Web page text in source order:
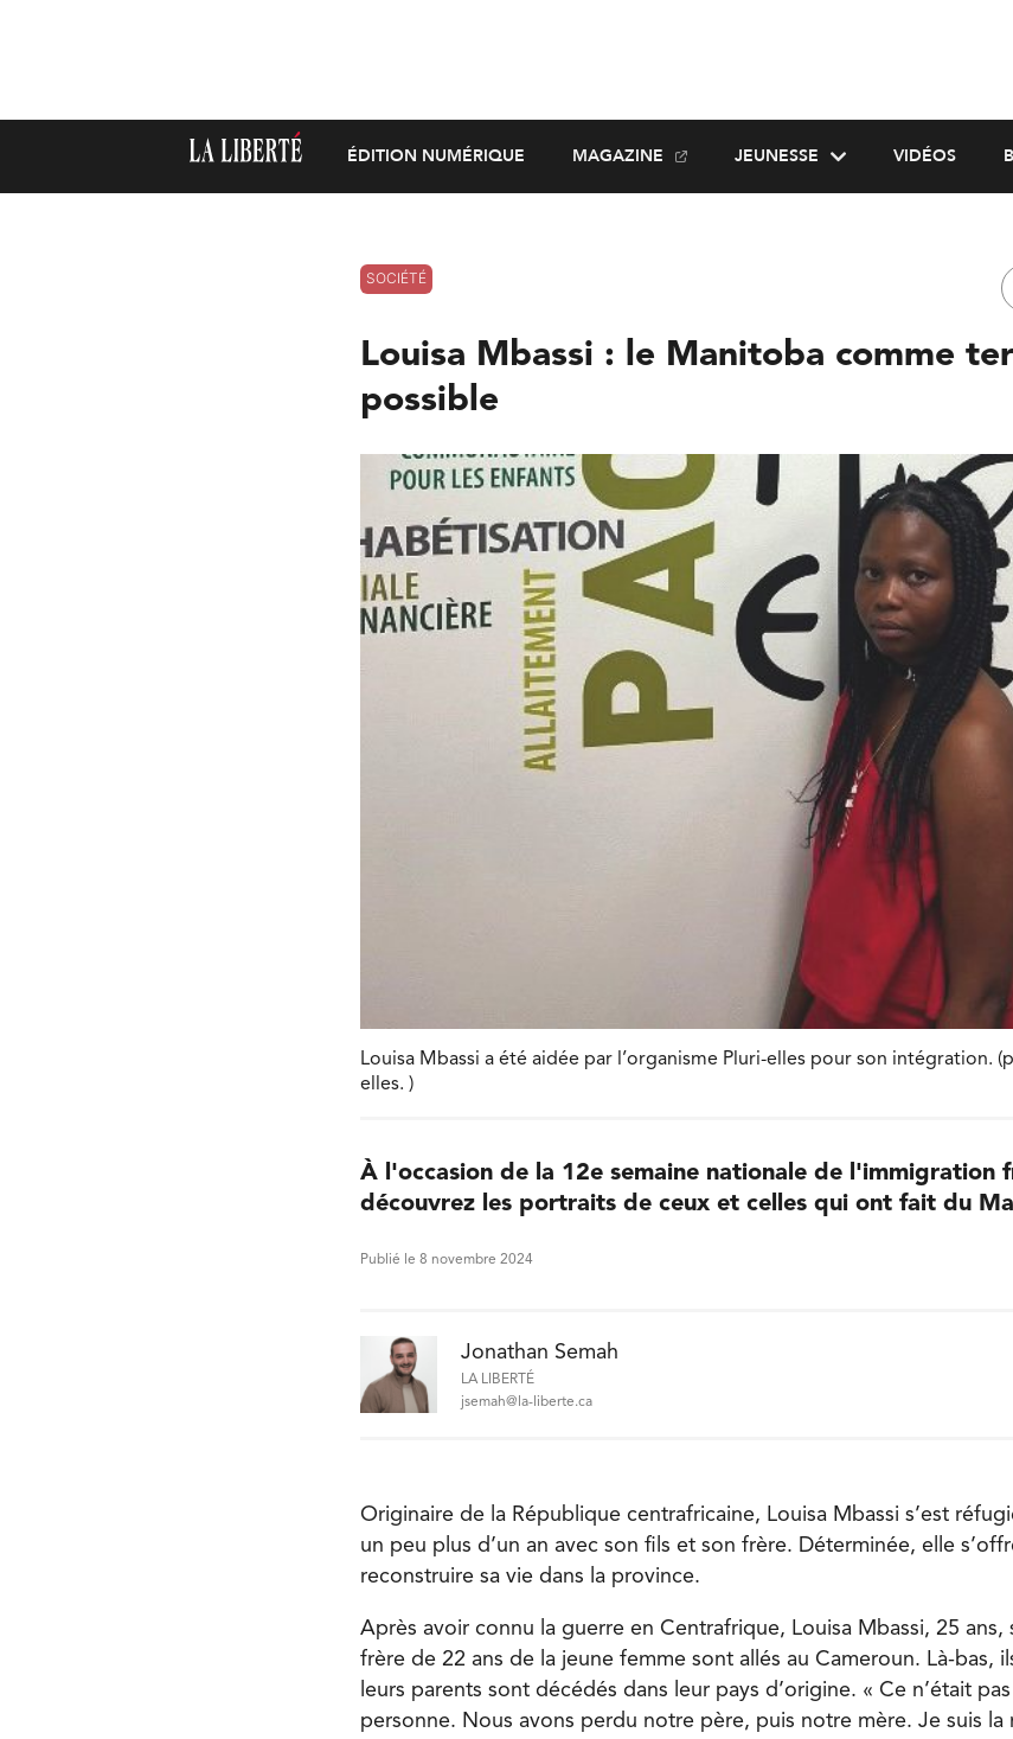
ÉDITION NUMÉRIQUE MAGAZINE JEUNESSE VIDÉOS
SOCIÉTÉ
Louisa Mbassi : le Manitoba comme
possible
Louisa Mbassi a été aidée par l’organisme Pluri-elles pour son intégration.
elles. )
À l'occasion de la 12e semaine nationale de l'immigration
découvrez les portraits de ceux et celles qui ont fait du
Publié le 8 novembre 2024
Jonathan Semah
LA LIBERTÉ
jsemah@la-liberte.ca
Originaire de la République centrafricaine, Louisa Mbassi s’est
un peu plus d’un an avec son fils et son frère. Déterminée, elle
reconstruire sa vie dans la province.
Après avoir connu la guerre en Centrafrique, Louisa Mbassi, 25
frère de 22 ans de la jeune femme sont allés au Cameroun. Là-bas,
leurs parents sont décédés dans leur pays d’origine. « Ce n’était
personne. Nous avons perdu notre père, puis notre mère. Je suis la